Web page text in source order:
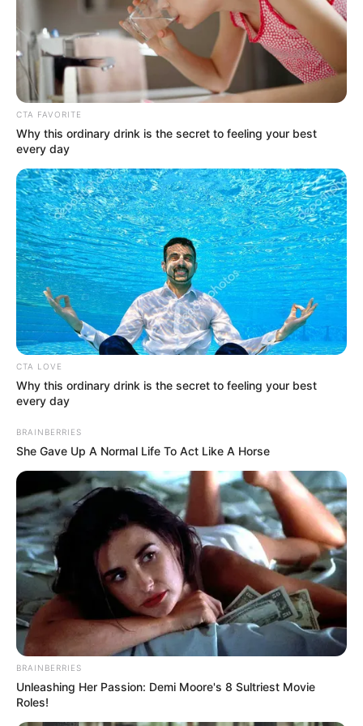
Συνέντευξη Alexander Dugin σχολιάζοντας
τον λόγο Πούτιν: Είναι η έναρξη της
Νικηφόρας...
Κυριακή, 2 Οκτωβρίου 2022, 13:05
Συνέντευξη Alexander Dugin σχολιάζοντας τον...
ΕΠΕΙΓΟΝ: Στην απόφαση
ΑΠΑΓΟΡΕΥΣΗΣ rapid test από
καθαρά ότι...
Έρχεται το μεγαλύτερο κραχ
Διέρρευσε η κρίσιμη
συμφωνία ΕΕ – Pfizer
Μια σημαντική και δίκαιη
ανάλυση της ομιλίας του
Πούτιν.. Ο οποίος δεν...
CTA FAVORITE
Why this ordinary drink is the secret to feeling your best
every day
CTA LOVE
Why this ordinary drink is the secret to feeling your best
every day
BRAINBERRIES
She Gave Up A Normal Life To Act Like A Horse
BRAINBERRIES
Unleashing Her Passion: Demi Moore's 8 Sultriest Movie
Roles!